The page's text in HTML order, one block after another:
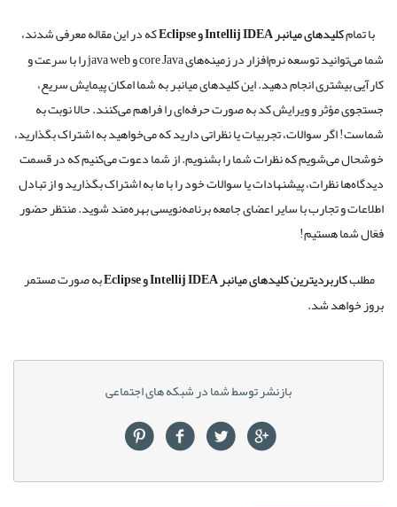
با تمامکلیدهای میانبر Intellij IDEA و Eclipse
که در این مقاله معرفی شدند،
شما می‌توانید توسعه نرم‌افزار در زمینه‌های core Java و java web را با سرعت و
کارآیی بیشتری انجام دهید. این کلیدهای میانبر به شما امکان پیمایش سریع،
جستجوی مؤثر و ویرایش کد به صورت حرفه‌ای را فراهم می‌کنند. حالا نوبت به
شماست! اگر سوالات، تجربیات یا نظراتی دارید که می‌خواهید به اشتراک بگذارید،
خوشحال می‌شویم که نظرات شما را بشنویم. از شما دعوت می‌کنیم که در قسمت
دیدگاه‌ها نظرات، پیشنهادات یا سوالات خود را با ما به اشتراک بگذارید و از تبادل
اطلاعات و تجارب با سایر اعضای جامعه برنامه‌نویسی بهره‌مند شوید. منتظر حضور
فعّال شما هستیم!
مطلبکاربردیترین کلیدهای میانبر Intellij IDEA و Eclipse
به صورت مستمر
بروز خواهد شد.
بازنشر توسط شما در شبکه های اجتماعی